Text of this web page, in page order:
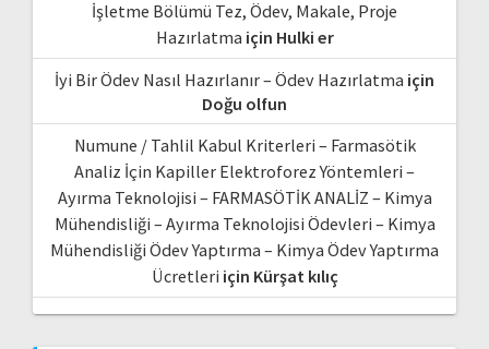
İşletme Bölümü Tez, Ödev, Makale, Proje
Hazırlatma için Hulki er
İyi Bir Ödev Nasıl Hazırlanır – Ödev Hazırlatma için
Doğu olfun
Numune / Tahlil Kabul Kriterleri – Farmasötik
Analiz İçin Kapiller Elektroforez Yöntemleri –
Ayırma Teknolojisi – FARMASÖTİK ANALİZ – Kimya
Mühendisliği – Ayırma Teknolojisi Ödevleri – Kimya
Mühendisliği Ödev Yaptırma – Kimya Ödev Yaptırma
Ücretleri için Kürşat kılıç